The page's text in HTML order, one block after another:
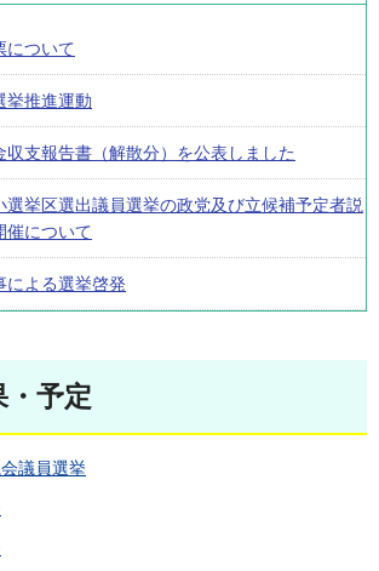
について
挙推進運動
収支報告書（解散分）を公表しました
選挙区選出議員選挙の政党及び立候補予定者説
催について
による選挙啓発
・予定
議員選挙